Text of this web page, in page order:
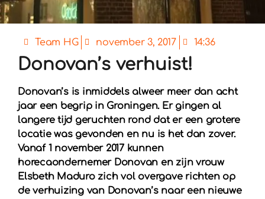
Team HG november 3, 2017 14:36
Donovan’s verhuist!
Donovan’s is inmiddels alweer meer dan acht
jaar een begrip in Groningen. Er gingen al
langere tijd geruchten rond dat er een grotere
locatie was gevonden en nu is het dan zover.
Vanaf 1 november 2017 kunnen
horecaondernemer Donovan en zijn vrouw
Elsbeth Maduro zich vol overgave richten op
de verhuizing van Donovan’s naar een nieuwe